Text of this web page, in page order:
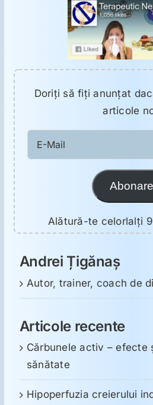
Psihoterapie
Antropologie
Proză utilă
Doriţi să fiţi anunţat
articole
Mail
Alătură-te celorlalți
Andrei Țigănaș
Autor, trainer, coach de
Articole recente
Cărbunele activ – efecte
sănătate
Hipoperfuzia creierului